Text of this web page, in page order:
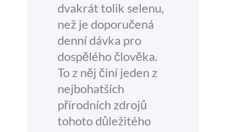
dvakrát tolik selenu,
než je doporučená
denní dávka pro
dospělého člověka.
To z něj činí jeden z
nejbohatších
přírodních zdrojů
tohoto důležitého